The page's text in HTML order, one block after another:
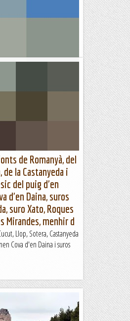
los a fer la via Kuru a la
de Romanyà, del
de la Castanyeda i
del puig d'en
d'en Daina, suros
suro Xato, Roques
Mirandes, menhir d
Llop, Sotera, Castanyeda
Cova d'en Daina i suros